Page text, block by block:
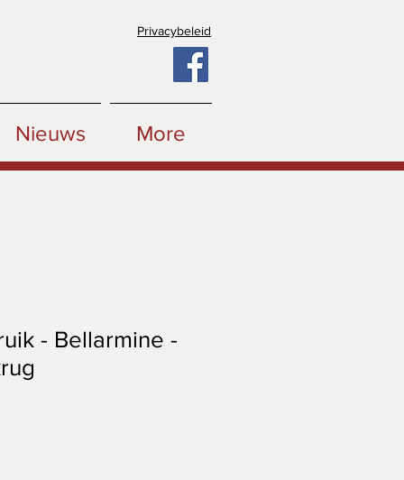
Nieuws More
Privacybeleid
- Bellarmine -